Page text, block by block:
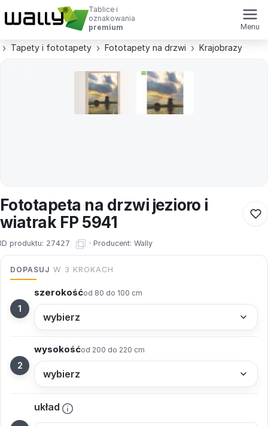
Tablice i
oznakowania
premium
Menu
Tapety i fototapety Fototapety na drzwi Krajobrazy
Fototapeta na drzwi jezioro i
wiatrak FP 5941
ID produktu: 27427 · Producent: Wally
DOPASUJ W 3 KROKACH
szerokośćod 80 do 100 cm
wysokośćod 200 do 220 cm
układ